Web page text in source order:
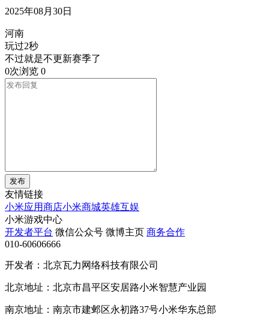
2025年08月30日
河南
玩过2秒
不过就是不更新赛季了
0次浏览 0
发布
友情链接
小米应用商店小米商城英雄互娱
小米游戏中心
开发者平台 微信公众号 微博主页 商务合作
010-60606666
开发者：北京瓦力网络科技有限公司
北京地址：北京市昌平区安居路小米智慧产业园
南京地址：南京市建邺区永初路37号小米华东总部